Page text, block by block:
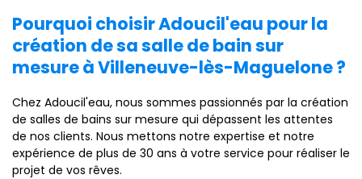
Pourquoi choisir Adoucil'eau pour la
création de sa salle de bain sur
mesure à Villeneuve-lès-Maguelone ?
Chez Adoucil'eau, nous sommes passionnés par la création
de salles de bains sur mesure qui dépassent les attentes
de nos clients. Nous mettons notre expertise et notre
expérience de plus de 30 ans à votre service pour réaliser le
projet de vos rêves.